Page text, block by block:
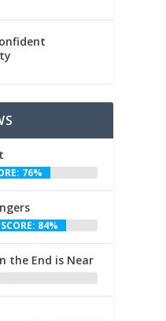
76%
SCORE: 84%
the End is Near